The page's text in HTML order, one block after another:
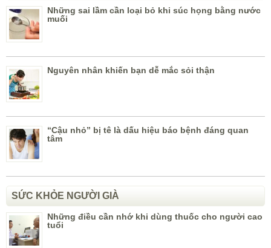
Những sai lầm cần loại bỏ khi súc họng bằng nước
muối
Nguyên nhân khiến bạn dễ mắc sỏi thận
“Cậu nhỏ” bị tê là dấu hiệu báo bệnh đáng quan
tâm
SỨC KHỎE NGƯỜI GIÀ
Những điều cần nhớ khi dùng thuốc cho người cao
tuổi